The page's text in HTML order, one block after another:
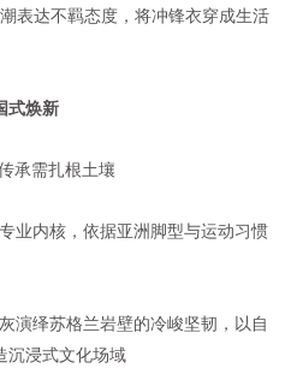
表达不羁态度，将冲锋衣穿成生活
式焕新
承需扎根土壤
业内核，依据亚洲脚型与运动习惯
演绎苏格兰岩壁的冷峻坚韧，以自
沉浸式文化场域